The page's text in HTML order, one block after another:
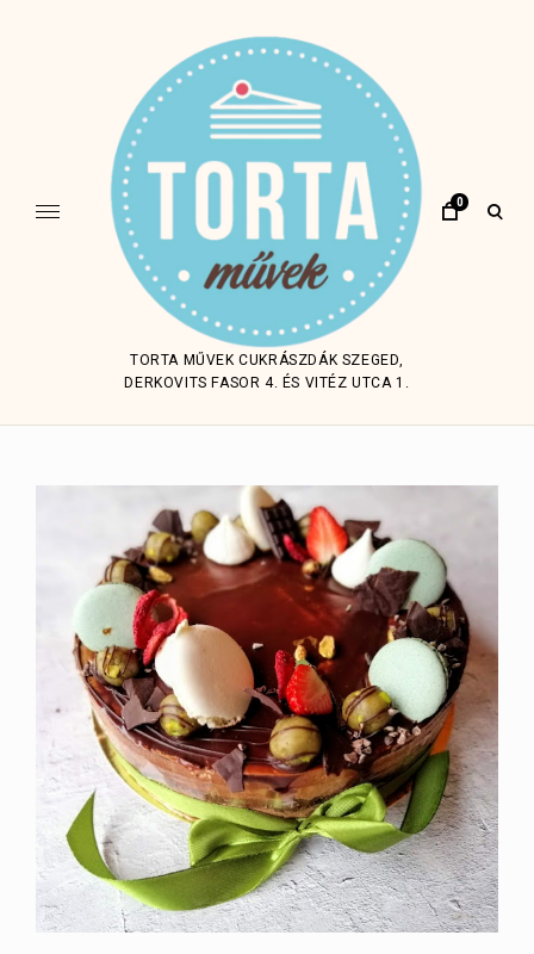
TORTA MŰVEK CUKRÁSZDÁK SZEGED,
DERKOVITS FASOR 4. ÉS VITÉZ UTCA 1.
0
open